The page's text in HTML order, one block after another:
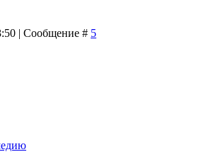
| Сообщение # 5